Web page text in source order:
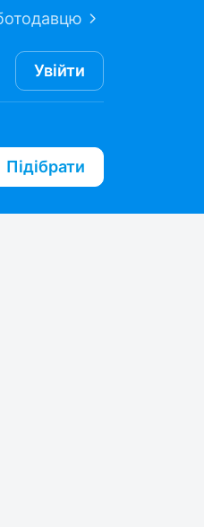
Увійти
Підібрати